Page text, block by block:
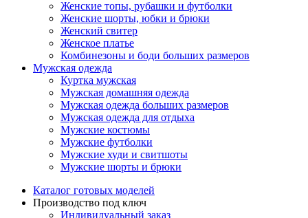
Женские топы, рубашки и футболки
Женские шорты, юбки и брюки
Женский свитер
Женское платье
Комбинезоны и боди больших размеров
Мужская одежда
Куртка мужская
Мужская домашняя одежда
Мужская одежда больших размеров
Мужская одежда для отдыха
Мужские костюмы
Мужские футболки
Мужские худи и свитшоты
Мужские шорты и брюки
Каталог готовых моделей
Производство под ключ
Индивидуальный заказ